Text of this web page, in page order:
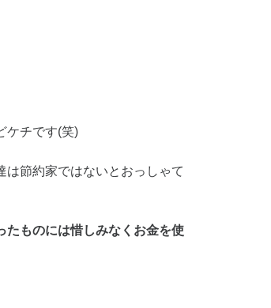
ケチです(笑)
は節約家ではないとおっしゃて
たものには惜しみなくお金を使